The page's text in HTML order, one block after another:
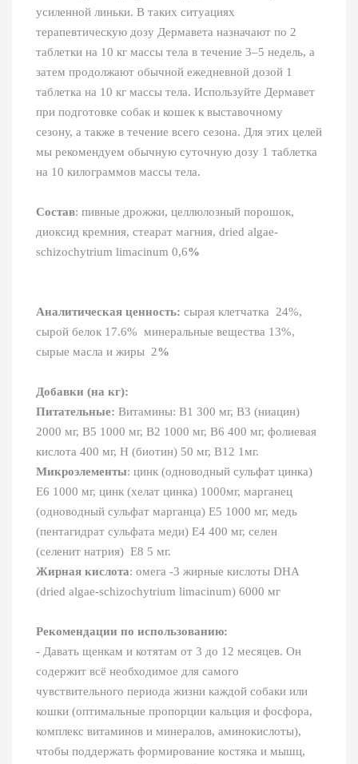
усиленной линьки. В таких ситуациях
терапевтическую дозу Дермавета назначают по 2
таблетки на 10 кг массы тела в течение 3–5 недель, а
затем продолжают обычной ежедневной дозой 1
таблетка на 10 кг массы тела. Используйте Дермавет
при подготовке собак и кошек к выставочному
сезону, а также в течение всего сезона. Для этих целей
мы рекомендуем обычную суточную дозу 1 таблетка
на 10 килограммов массы тела.
Состав: пивные дрожжи, целлюлозный порошок,
диоксид кремния, стеарат магния, dried algae-
schizochytrium limacinum 0,6%
Аналитическая ценность: сырая клетчатка 24%,
сырой белок 17.6% минеральные вещества 13%,
сырые масла и жиры 2%
Добавки (на кг):
Питательные: Витамины: B1 300 мг, B3 (ниацин)
2000 мг, B5 1000 мг, B2 1000 мг, B6 400 мг, фолиевая
кислота 400 мг, H (биотин) 50 мг, B12 1мг.
Микроэлементы: цинк (одноводный сульфат цинка)
E6 1000 мг, цинк (хелат цинка) 1000мг, марганец
(одноводный сульфат марганца) E5 1000 мг, медь
(пентагидрат сульфата меди) E4 400 мг, селен
(селенит натрия) E8 5 мг.
Жирная кислота: омега -3 жирные кислоты DHA
(dried algae-schizochytrium limacinum) 6000 мг
Рекомендации по использованию:
- Давать щенкам и котятам от 3 до 12 месяцев. Он
содержит всё необходимое для самого
чувствительного периода жизни каждой собаки или
кошки (оптимальные пропорции кальция и фосфора,
комплекс витаминов и минералов, аминокислоты),
чтобы поддержать формирование костяка и мышц,